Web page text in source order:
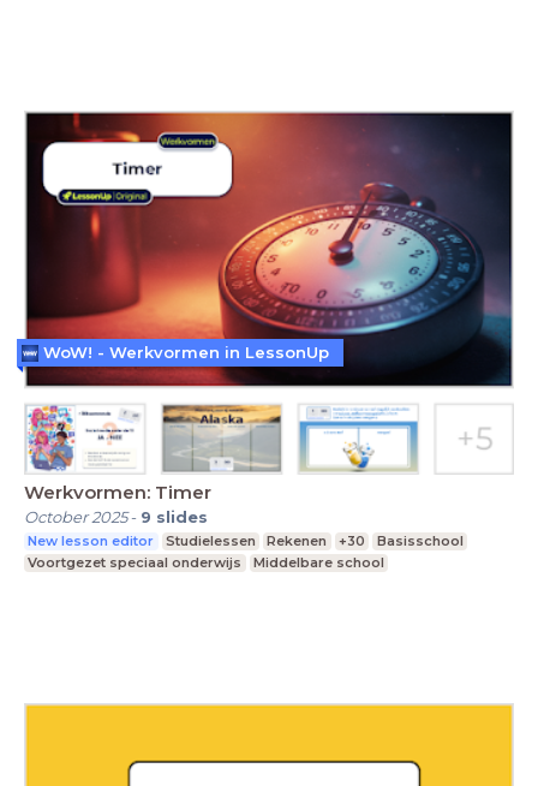
Werkvormen: Timer
October 2025- 9 slides
New lesson editor Studielessen Rekenen +30
Basisschool
Voortgezet speciaal onderwijs
Middelbare school
WoW! - Werkvormen in LessonUp